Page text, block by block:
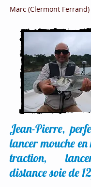
Marc (Clermont Ferrand)
Jean-Pierre,
lancer mouche
traction,
distance soie de